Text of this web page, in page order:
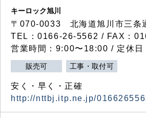
キーロック旭川
〒070-0033 北海道旭川市三条
TEL：0166-26-5562 / FAX：
営業時間：9:00〜18:00 / 定休日
販売可 工事・取付可
安く・早く・正確
http://nttbj.itp.ne.jp/